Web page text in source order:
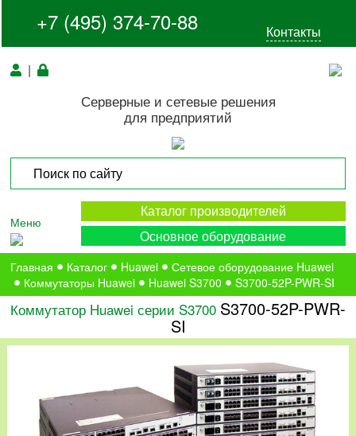
+7 (495) 374-70-88 Контакты
|
Серверные и сетевые решения
для предприятий
Меню
Каталог производителей
Основное оборудование
Главная Каталог Huawei
Сетевое оборудование Huawei
Коммутаторы Huawei
Huawei S3700 S3700-52P-PWR-SI
Коммутатор Huawei серии S3700 S3700-52P-PWR-
SI